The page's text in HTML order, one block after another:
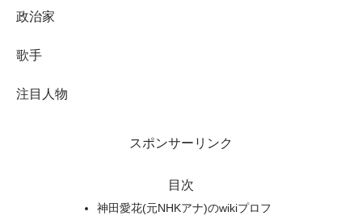
政治家
歌手
注目人物
スポンサーリンク
目次
神田愛花(元NHKアナ)のwikiプロフ